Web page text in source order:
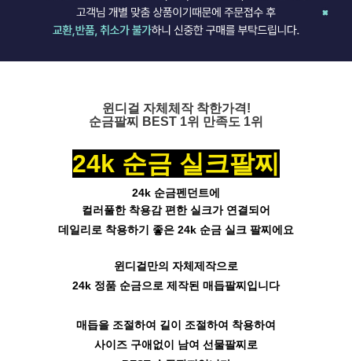
윈디걸 자체체작 착한가격!
순금팔찌 BEST 1위 만족도 1위
24k 순금 실크팔찌
24k 순금펜던트에
컬러풀한 착용감 편한 실크가 연결되어
데일리로 착용하기 좋은 24k 순금 실크 팔찌에요
윈디걸만의 자체제작으로
24k 정품 순금으로 제작된 매듭팔찌입니다
매듭을 조절하여 길이 조절하여 착용하여
사이즈 구애없이 남여 선물팔찌로